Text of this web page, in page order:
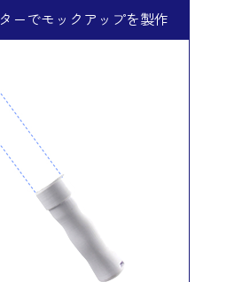
ーでモックアップを製作